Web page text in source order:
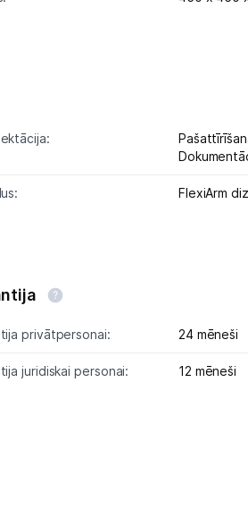
FlexiArm
privātpersonai: 24 mēneši
juridiskai personai: 12 mēneši